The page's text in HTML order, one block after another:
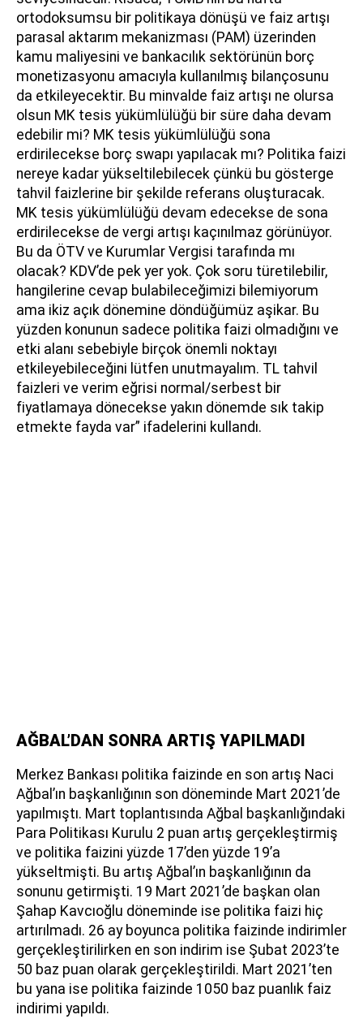
ortodoksumsu bir politikaya dönüşü ve faiz artışı
parasal aktarım mekanizması (PAM) üzerinden
kamu maliyesini ve bankacılık sektörünün borç
monetizasyonu amacıyla kullanılmış bilançosunu
da etkileyecektir. Bu minvalde faiz artışı ne olursa
olsun MK tesis yükümlülüğü bir süre daha devam
edebilir mi? MK tesis yükümlülüğü sona
erdirilecekse borç swapı yapılacak mı? Politika faizi
nereye kadar yükseltilebilecek çünkü bu gösterge
tahvil faizlerine bir şekilde referans oluşturacak.
MK tesis yükümlülüğü devam edecekse de sona
erdirilecekse de vergi artışı kaçınılmaz görünüyor.
Bu da ÖTV ve Kurumlar Vergisi tarafında mı
olacak? KDV’de pek yer yok. Çok soru türetilebilir,
hangilerine cevap bulabileceğimizi bilemiyorum
ama ikiz açık dönemine döndüğümüz aşikar. Bu
yüzden konunun sadece politika faizi olmadığını ve
etki alanı sebebiyle birçok önemli noktayı
etkileyebileceğini lütfen unutmayalım. TL tahvil
faizleri ve verim eğrisi normal/serbest bir
fiyatlamaya dönecekse yakın dönemde sık takip
etmekte fayda var” ifadelerini kullandı.
AĞBAL’DAN SONRA ARTIŞ YAPILMADI
Merkez Bankası politika faizinde en son artış Naci
Ağbal’ın başkanlığının son döneminde Mart 2021’de
yapılmıştı. Mart toplantısında Ağbal başkanlığındaki
Para Politikası Kurulu 2 puan artış gerçekleştirmiş
ve politika faizini yüzde 17’den yüzde 19’a
yükseltmişti. Bu artış Ağbal’ın başkanlığının da
sonunu getirmişti. 19 Mart 2021’de başkan olan
Şahap Kavcıoğlu döneminde ise politika faizi hiç
artırılmadı. 26 ay boyunca politika faizinde indirimler
gerçekleştirilirken en son indirim ise Şubat 2023’te
50 baz puan olarak gerçekleştirildi. Mart 2021’ten
bu yana ise politika faizinde 1050 baz puanlık faiz
indirimi yapıldı.